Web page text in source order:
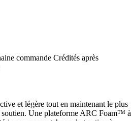
commande Crédités après
et légère tout en maintenant le plus
soutien. Une plateforme ARC Foam™ à